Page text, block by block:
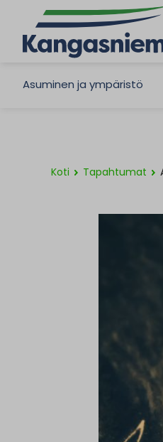
Asuminen ja ympäristö
Koti Tapahtumat